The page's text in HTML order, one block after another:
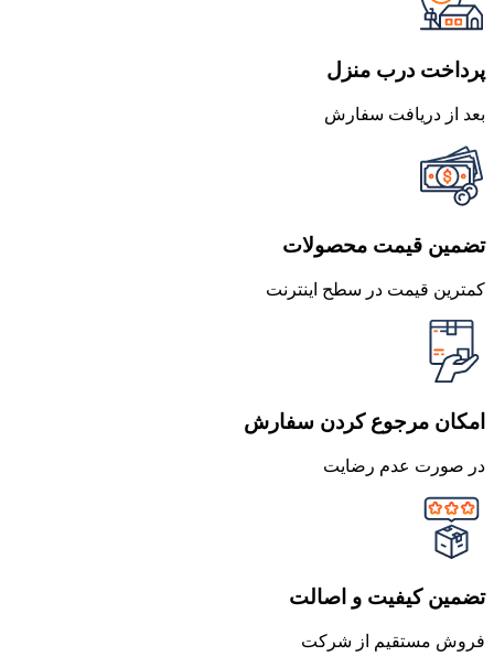
پرداخت درب منزل
بعد از دریافت سفارش
تضمین قیمت محصولات
کمترین قیمت در سطح اینترنت
امکان مرجوع کردن سفارش
در صورت عدم رضایت
تضمین کیفیت و اصالت
فروش مستقیم از شرکت